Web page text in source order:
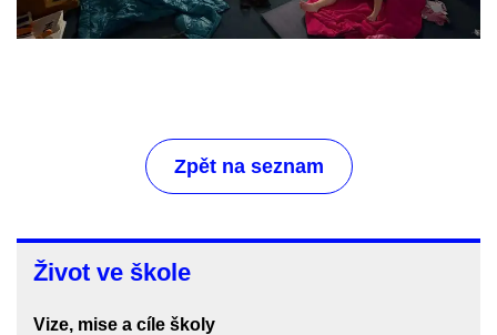
Život
ve
škole
Život ve škole
Vize, mise a cíle školy
Zpět na seznam